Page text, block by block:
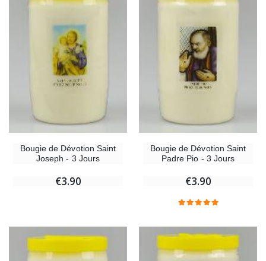
Bougie de Dévotion Saint
Joseph - 3 Jours
€3.90
Bougie de Dévotion Saint
Padre Pio - 3 Jours
€3.90